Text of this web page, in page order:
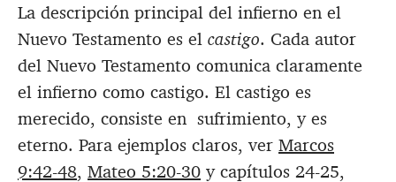
La descripción principal del infierno en el
Nuevo Testamento es el castigo. Cada autor
del Nuevo Testamento comunica claramente
el infierno como castigo. El castigo es
merecido, consiste en sufrimiento, y es
eterno. Para ejemplos claros, ver Marcos
9:42-48, Mateo 5:20-30 y capítulos 24-25,